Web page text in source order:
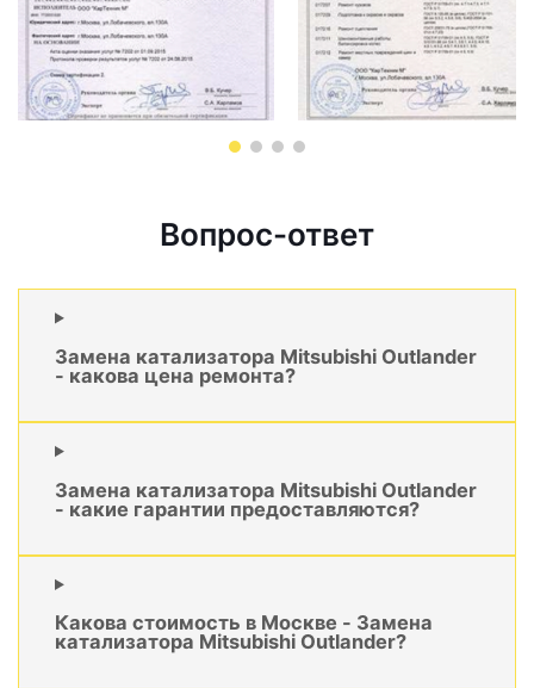
Вопрос-ответ
Замена катализатора Mitsubishi Outlander
- какова цена ремонта?
Замена катализатора Mitsubishi Outlander
- какие гарантии предоставляются?
Какова стоимость в Москве - Замена
катализатора Mitsubishi Outlander?